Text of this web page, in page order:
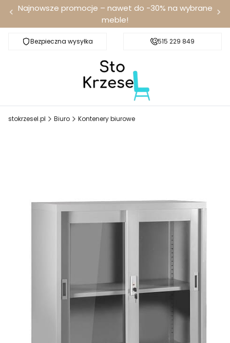
Najnowsze promocje – nawet do -30% na wybrane
meble!
Bezpieczna wysyłka Darmowa dostawa od 100 zł
515 229 849
stokrzesel.pl Biuro Kontenery biurowe